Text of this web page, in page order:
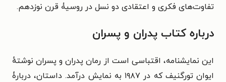
تفاوت‌های فکری و اعتقادی دو نسل در روسیۀ قرن نوزدهم.
درباره کتاب پدران و پسران
این نمایشنامه، اقتباسی‌ است از رمان پدران و پسران نوشتهٔ
ایوان تورگنیف که در ۱۹۸۷ به نمایش درآمد. داستان، دربارۀ